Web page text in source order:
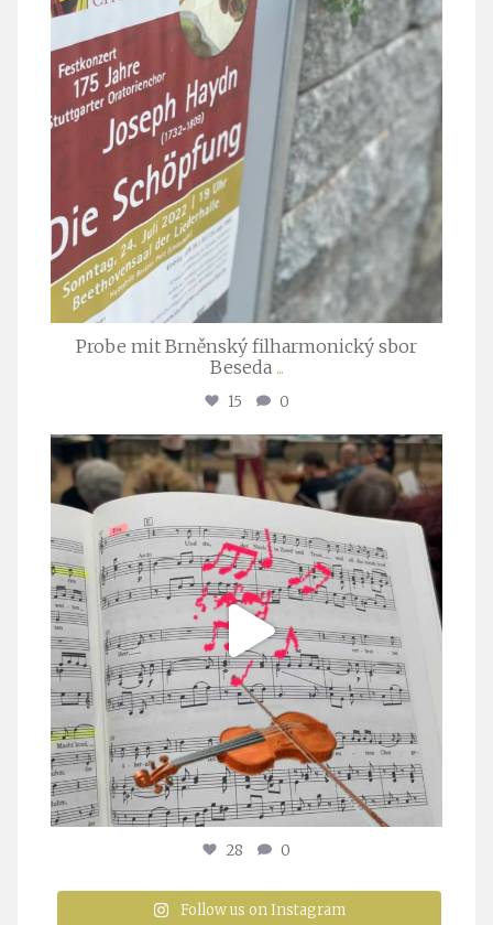
Probe mit Brněnský filharmonický sbor
Beseda ...
15 0
stuttgarter_oratorienchor
Juli 23
28 0
Follow us on Instagram